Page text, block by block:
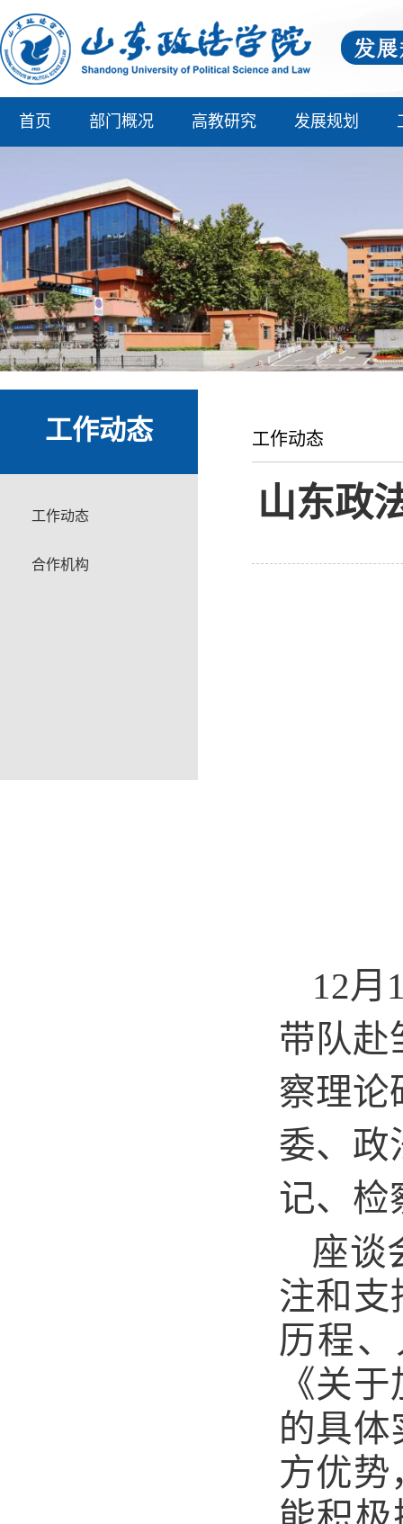
首页 部门概况 高教研究 发展规划
工作动态
工作动态
合作机构
工作动态
山东政
12月
带队赴
察理论
委、政
记、检
座谈
注和支
历程
《关
的具体
方优势